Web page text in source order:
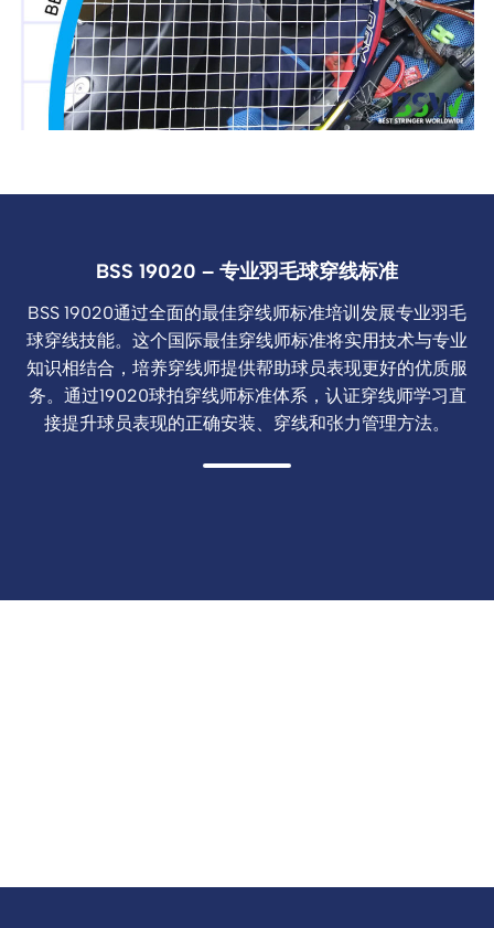
BSS 19020 – 专业羽毛球穿线标准
BSS 19020通过全面的最佳穿线师标准培训发展专业羽毛
球穿线技能。这个国际最佳穿线师标准将实用技术与专业
知识相结合，培养穿线师提供帮助球员表现更好的优质服
务。通过19020球拍穿线师标准体系，认证穿线师学习直
接提升球员表现的正确安装、穿线和张力管理方法。